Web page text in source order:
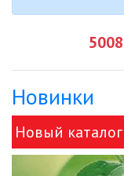
Новинки
Новый